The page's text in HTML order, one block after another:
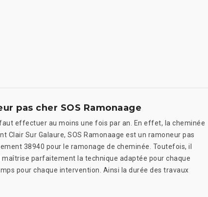
pas cher SOS Ramonaage
effectuer au moins une fois par an. En effet, la cheminée
Clair Sur Galaure, SOS Ramonaage est un ramoneur pas
38940 pour le ramonage de cheminée. Toutefois, il
parfaitement la technique adaptée pour chaque
pour chaque intervention. Ainsi la durée des travaux